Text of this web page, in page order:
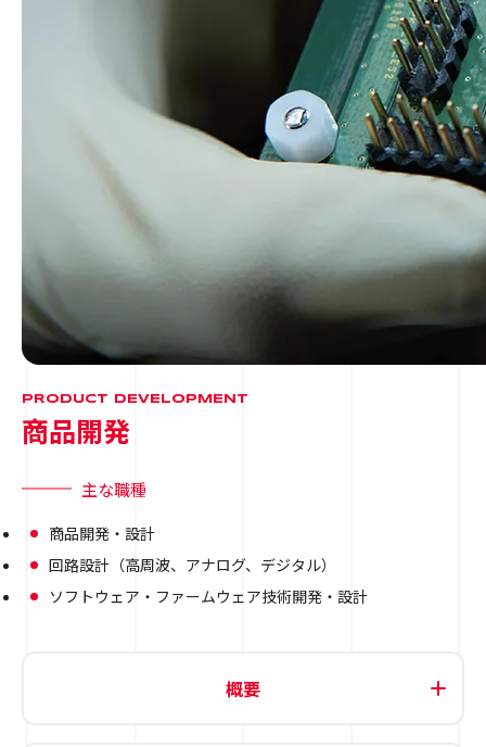
PRODUCT DEVELOPMENT
商品開発
主な職種
商品開発・設計
回路設計（高周波、アナログ、デジタル）
ソフトウェア・ファームウェア技術開発・設計
概要